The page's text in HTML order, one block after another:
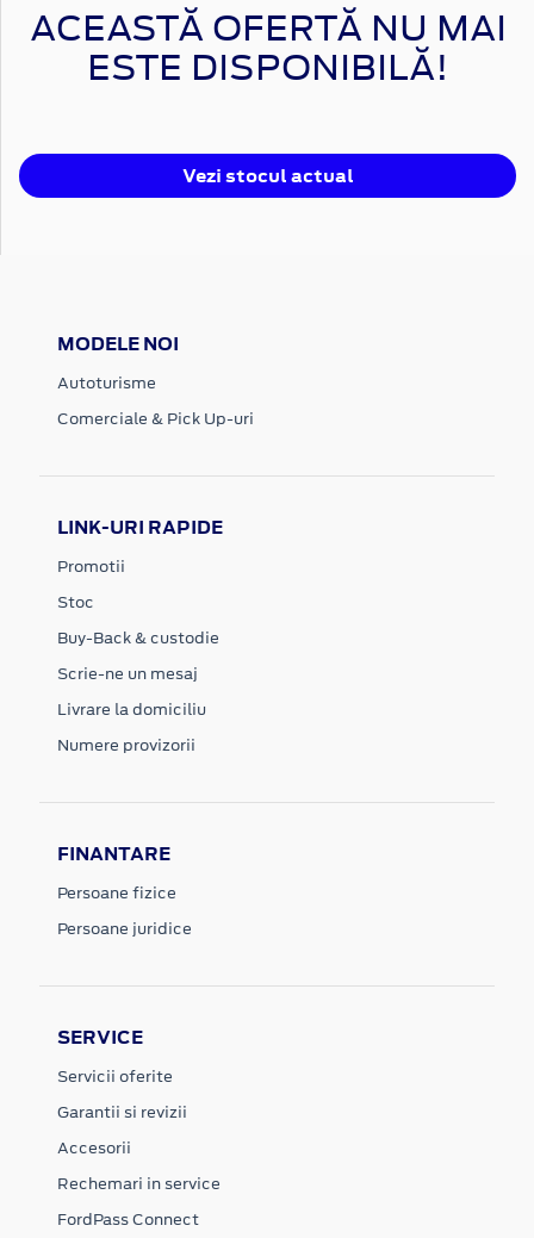
ACEASTĂ OFERTĂ NU MAI
ESTE DISPONIBILĂ!
Vezi stocul actual
MODELE NOI
Autoturisme
Comerciale & Pick Up-uri
LINK-URI RAPIDE
Promotii
Stoc
Buy-Back & custodie
Scrie-ne un mesaj
Livrare la domiciliu
Numere provizorii
FINANTARE
Persoane fizice
Persoane juridice
SERVICE
Servicii oferite
Garantii si revizii
Accesorii
Rechemari in service
FordPass Connect